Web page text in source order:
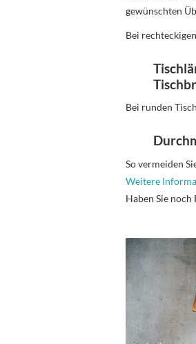
gewünschten
Bei
Bei runden
So vermeiden
Weitere
Haben Sie